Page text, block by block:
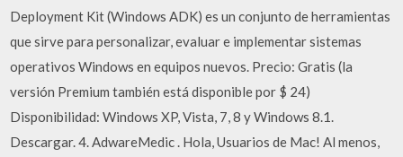
Deployment Kit (Windows ADK) es un conjunto de herramientas
que sirve para personalizar, evaluar e implementar sistemas
operativos Windows en equipos nuevos. Precio: Gratis (la
versión Premium también está disponible por $ 24)
Disponibilidad: Windows XP, Vista, 7, 8 y Windows 8.1.
Descargar. 4. AdwareMedic . Hola, Usuarios de Mac! Al menos,